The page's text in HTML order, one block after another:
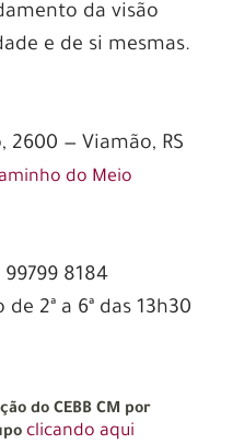
da visão
e de si mesmas.
2600 — Viamão, RS
do Meio
8184
2ª a 6ª das 13h30
do CEBB CM por
clicando aqui